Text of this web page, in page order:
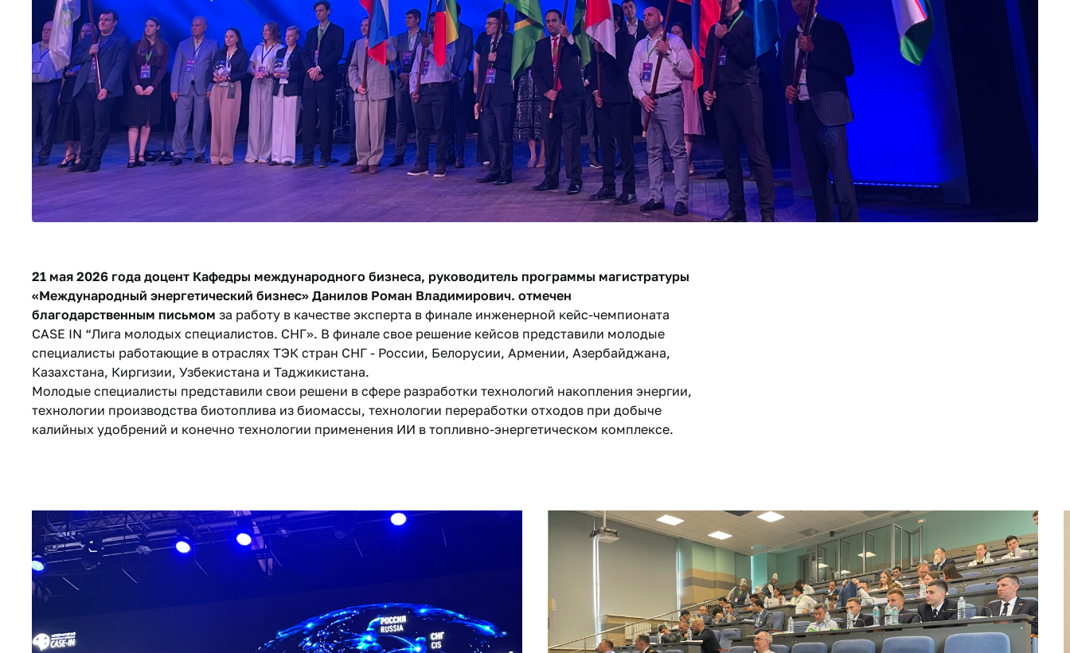
21 мая 2026 года доцент Кафедры международного бизнеса, руководитель программы магистратуры
«Международный энергетический бизнес» Данилов Роман Владимирович. отмечен
благодарственным письмом за работу в качестве эксперта в финале инженерной кейс-чемпионата
CASE IN “Лига молодых специалистов. СНГ». В финале свое решение кейсов представили молодые
специалисты работающие в отраслях ТЭК стран СНГ - России, Белорусии, Армении, Азербайджана,
Казахстана, Киргизии, Узбекистана и Таджикистана.
Молодые специалисты представили свои решени в сфере разработки технологий накопления энергии,
технологии производства биотоплива из биомассы, технологии переработки отходов при добыче
калийных удобрений и конечно технологии применения ИИ в топливно-энергетическом комплексе.